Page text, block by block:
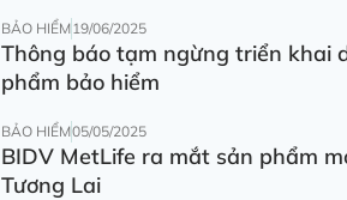
BẢO HIỂM19/06/2025
Thông báo tạm ngừng triển khai
phẩm bảo hiểm
BẢO HIỂM05/05/2025
BIDV MetLife ra mắt sản phẩm
Tương Lai